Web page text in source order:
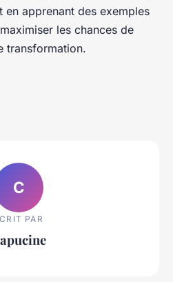
en apprenant des exemples
les chances de
transformation.
C
PAR